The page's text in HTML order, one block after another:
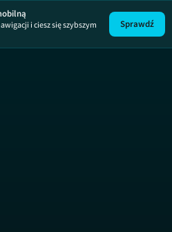
US
i ciesz się szybszym
Sprawdź